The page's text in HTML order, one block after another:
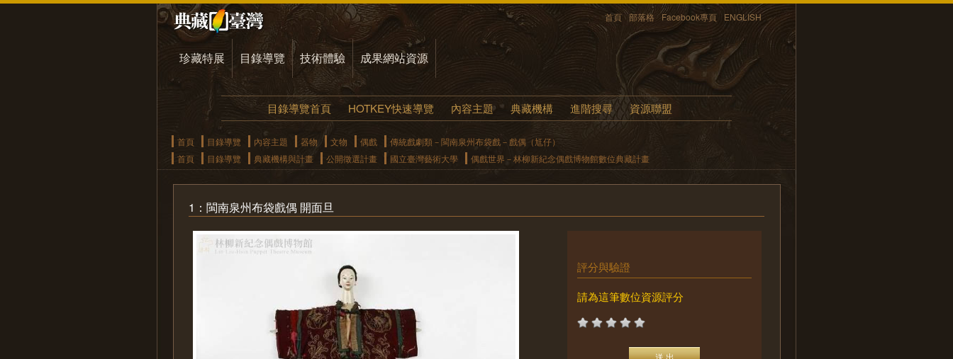
首頁 部落格 Facebook專頁 ENGLISH
珍藏特展 目錄導覽 技術體驗 成果網站資源
目錄導覽首頁 HOTKEY快速導覽 內容主題 典藏機構 進階搜尋 資源聯盟
首頁 目錄導覽 內容主題 器物 文物 偶戲
傳統戲劇類－閩南泉州布袋戲－戲偶（尪仔）
首頁
目錄導覽 典藏機構與計畫 公開徵選計畫 國立臺灣藝術大學 偶戲世界－林柳新紀念偶戲博物館數位典藏計畫
1：閩南泉州布袋戲偶 開面旦
評分與驗證
請為這筆數位資源評分